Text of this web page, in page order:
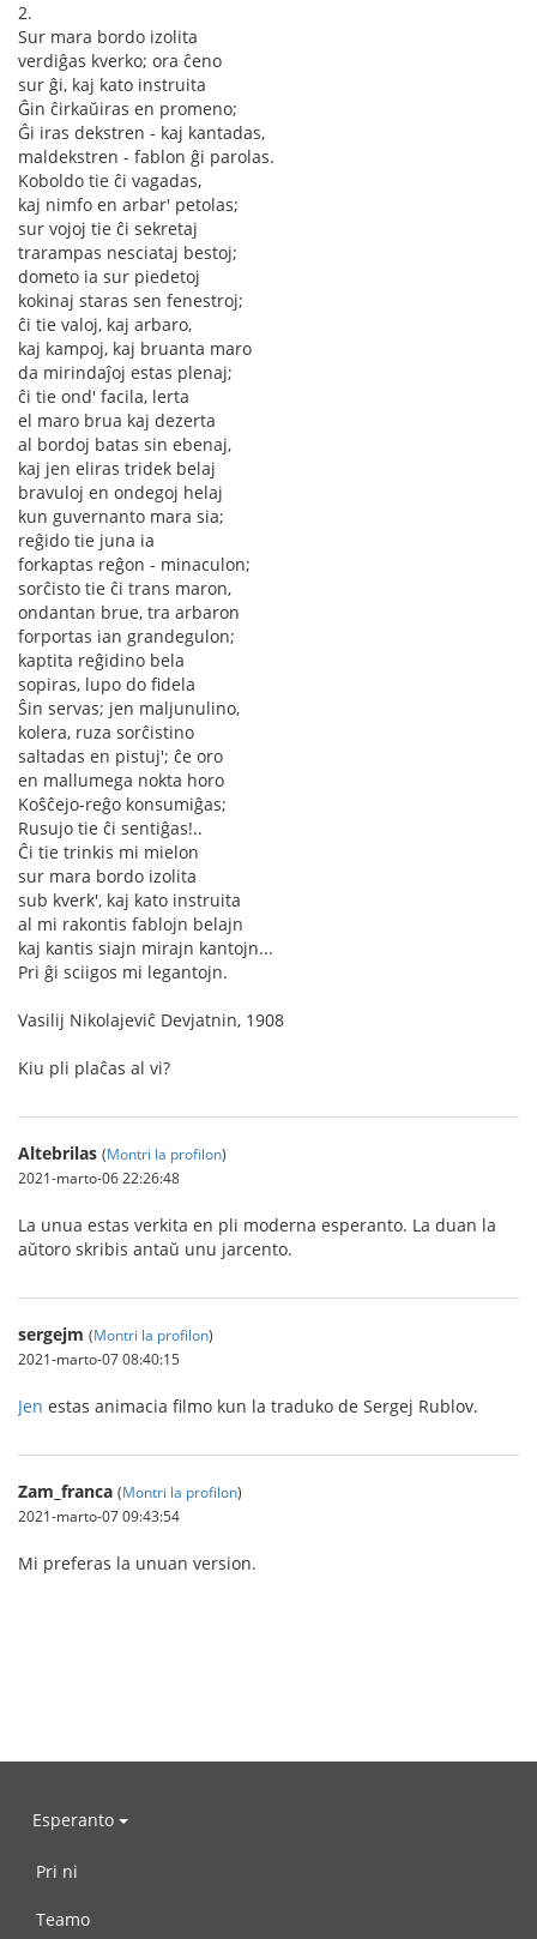
2.
Sur mara bordo izolita
verdiĝas kverko; ora ĉeno
sur ĝi, kaj kato instruita
Ĝin ĉirkaŭiras en promeno;
Ĝi iras dekstren - kaj kantadas,
maldekstren - fablon ĝi parolas.
Koboldo tie ĉi vagadas,
kaj nimfo en arbar' petolas;
sur vojoj tie ĉi sekretaj
trarampas nesciataj bestoj;
dometo ia sur piedetoj
kokinaj staras sen fenestroj;
ĉi tie valoj, kaj arbaro,
kaj kampoj, kaj bruanta maro
da mirindaĵoj estas plenaj;
ĉi tie ond' facila, lerta
el maro brua kaj dezerta
al bordoj batas sin ebenaj,
kaj jen eliras tridek belaj
bravuloj en ondegoj helaj
kun guvernanto mara sia;
reĝido tie juna ia
forkaptas reĝon - minaculon;
sorĉisto tie ĉi trans maron,
ondantan brue, tra arbaron
forportas ian grandegulon;
kaptita reĝidino bela
sopiras, lupo do fidela
Ŝin servas; jen maljunulino,
kolera, ruza sorĉistino
saltadas en pistuj'; ĉe oro
en mallumega nokta horo
Koŝĉejo-reĝo konsumiĝas;
Rusujo tie ĉi sentiĝas!..
Ĉi tie trinkis mi mielon
sur mara bordo izolita
sub kverk', kaj kato instruita
al mi rakontis fablojn belajn
kaj kantis siajn mirajn kantojn...
Pri ĝi sciigos mi legantojn.
Vasilij Nikolajeviĉ Devjatnin, 1908
Kiu pli plaĉas al vi?
Altebrilas (Montri la profilon)
2021-marto-06 22:26:48
La unua estas verkita en pli moderna esperanto. La duan la
aŭtoro skribis antaŭ unu jarcento.
sergejm (Montri la profilon)
2021-marto-07 08:40:15
Jen estas animacia filmo kun la traduko de Sergej Rublov.
Zam_franca (Montri la profilon)
2021-marto-07 09:43:54
Mi preferas la unuan version.
Esperanto
Pri ni
Teamo